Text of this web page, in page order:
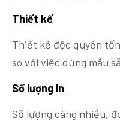
Thiết kế
Thiết kế độc quyền
so với việc dùng mẫu
Số lượng in
Số lượng càng nhiều,